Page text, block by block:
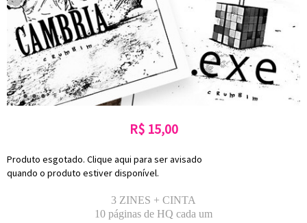
R$ 15,00
Produto esgotado. Clique aqui para ser avisado
quando o produto estiver disponível.
3 ZINES + CINTA
10 páginas de HQ cada um